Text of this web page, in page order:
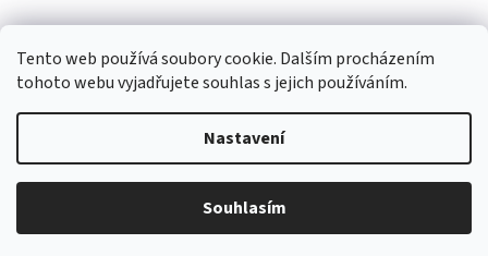
Tento web používá soubory cookie. Dalším procházením
tohoto webu vyjadřujete souhlas s jejich používáním.
Nastavení
Souhlasím
Copyright 2026ST-potapeni.cz. Všechna práva vyhrazena.Upravit
nastavení cookies